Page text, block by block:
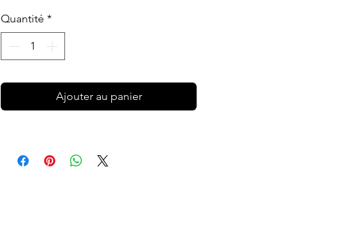
Quantité *
Ajouter au panier